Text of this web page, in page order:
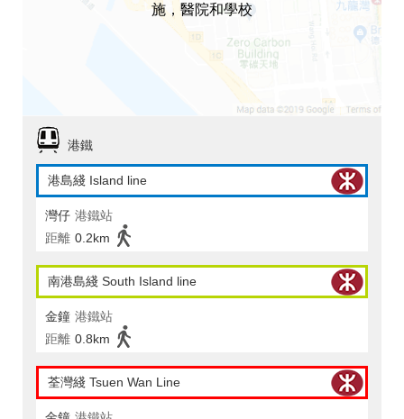
施，醫院和學校
港鐵
港島綫 Island line
灣仔 港鐵站
距離 0.2km
南港島綫 South Island line
金鐘 港鐵站
距離 0.8km
荃灣綫 Tsuen Wan Line